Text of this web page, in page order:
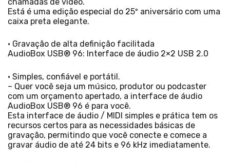
Está é uma edição especial do 25º aniversário com uma
caixa preta elegante.
• Gravação de alta definição facilitada
AudioBox USB® 96: Interface de áudio 2×2 USB 2.0
• Simples, confiável e portátil.
– Quer você seja um músico, produtor ou podcaster
com um orçamento apertado, a interface de áudio
AudioBox USB® 96 é para você.
Esta interface de áudio / MIDI simples e prática tem os
recursos certos para as necessidades básicas de
gravação, permitindo que você conecte e comece a
gravar áudio de até 24 bits e 96 kHz imediatamente.